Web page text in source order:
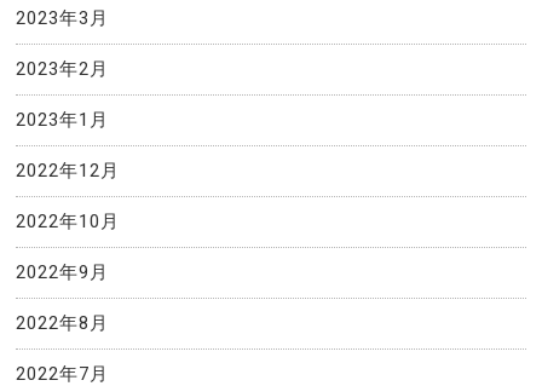
2023年3月
2023年2月
2023年1月
2022年12月
2022年10月
2022年9月
2022年8月
2022年7月